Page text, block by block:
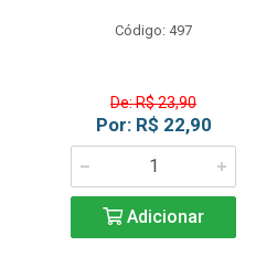
Código: 497
De: R$ 23,90
Por: R$ 22,90
Adicionar